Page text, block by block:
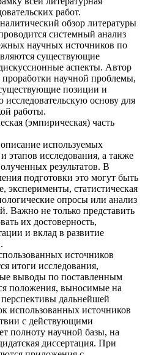
работ.
обзор литературы
системный анализ
научных источников по
существующие
аспекты. Автор
проработки научной проблемы,
позиции и
основу для
работы.
(эмпирическая) часть
используемых
этапов исследования, а также
результатов. В
подготовки это могут быть
эксперименты, статистическая
опросы или анализ
Важно не только представить
их достоверность,
и вклад в развитие
источников
итоги исследования,
выводы по поставленным
положения, выносимые на
дальнейшей
использованных источников
с действующими
полноту научной базы, на
диссертация. При